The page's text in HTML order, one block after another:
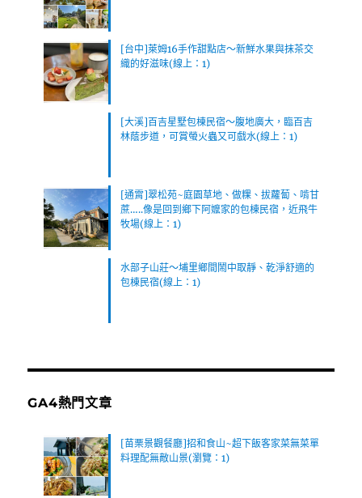
[台中]萊姆16手作甜點店～新鮮水果與抹茶交
織的好滋味(線上：1)
[大溪]百吉星墅包棟民宿～腹地廣大，臨百吉
林蔭步道，可賞螢火蟲又可戲水(線上：1)
[通霄]翠松苑~庭園草地、做粿、拔蘿蔔、啃甘
蔗…..像是回到鄉下阿嬤家的包棟民宿，近飛牛
牧場(線上：1)
水部子山莊～埔里鄉間鬧中取靜、乾淨舒適的
包棟民宿(線上：1)
GA4熱門文章
[苗栗景觀餐廳]招和食山~超下飯客家菜無菜單
料理配無敵山景(瀏覽：1)